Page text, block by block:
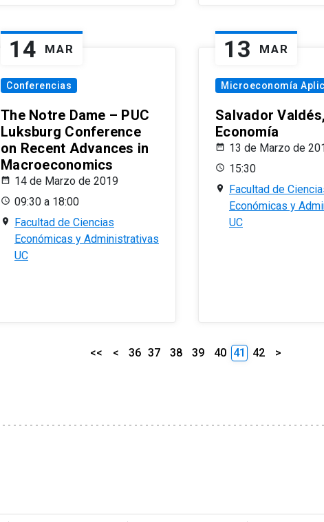
14 MAR
Conferencias
The Notre Dame – PUC
Luksburg Conference
on Recent Advances in
Macroeconomics
14 de Marzo de 2019
09:30 a 18:00
Facultad de Ciencias
Económicas y Administrativas
UC
13 MAR
Microeconomía
Salvador
Economía
13 de Marzo de
15:30
Facultad de
Económicas y
UC
<< < 36 37 38 39 40 41 42 >